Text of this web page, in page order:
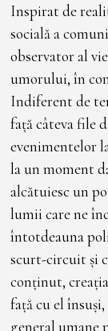
Inspirat de
socială a
observator al
umorului, în
Indiferent de
față câteva file
evenimentelor
la un moment
alcătuiesc un
lumii care ne
întotdeauna
scurt-circuit și
conținut,
față cu el
general umane